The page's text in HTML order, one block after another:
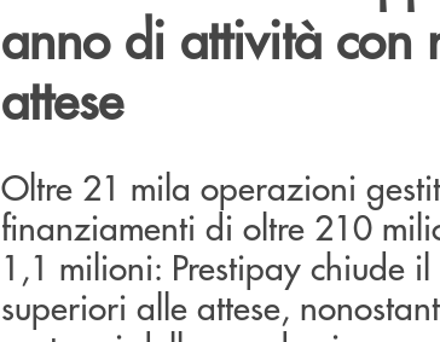
anno di attività con
attese
Oltre 21 mila operazioni
finanziamenti di oltre 210
1,1 milioni: Prestipay chiude
superiori alle attese,